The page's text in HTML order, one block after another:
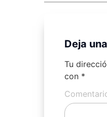
Deja
Tu
con *